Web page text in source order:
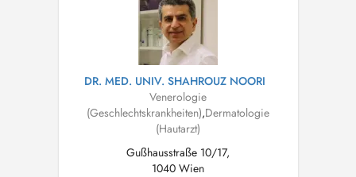
Eingriffe vor. ...
DR. MED. UNIV. SHAHROUZ NOORI
Venerologie
(Geschlechtskrankheiten),Dermatologie
(Hautarzt)
Gußhausstraße 10/17,
1040 Wien